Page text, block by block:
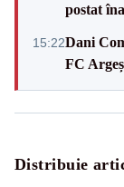
postat
15:22Dani
FC
Distribuie